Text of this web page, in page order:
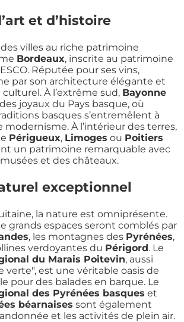
et d’histoire
villes au riche patrimoine
Bordeaux, inscrite au patrimoine
Réputée pour ses vins,
par son architecture élégante et
À l’extrême sud, Bayonne
joyaux du Pays basque, où
basques s’entremêlent à
modernisme. À l’intérieur des terres,
Périgueux, Limoges ou Poitiers
un patrimoine remarquable avec
et des châteaux.
exceptionnel
la nature est omniprésente.
grands espaces seront comblés par
, les montagnes des Pyrénées,
verdoyantes du Périgord. Le
du Marais Poitevin, aussi
verte", est une véritable oasis de
pour des balades en barque. Le
des Pyrénées basques et
béarnaises sont également
et les activités de plein air.